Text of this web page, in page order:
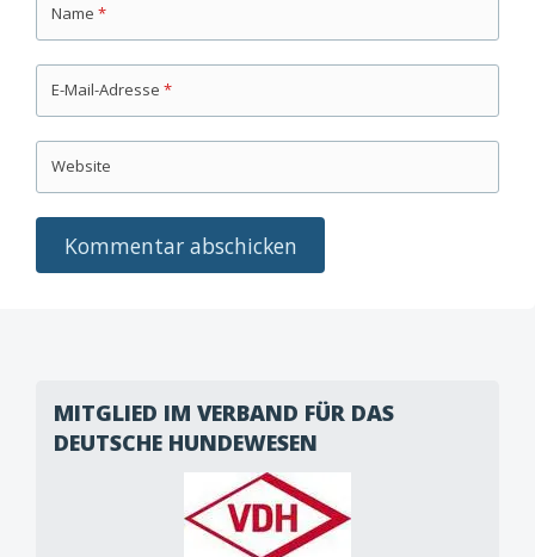
Name *
E-Mail-Adresse *
Website
MITGLIED IM VERBAND FÜR DAS
DEUTSCHE HUNDEWESEN